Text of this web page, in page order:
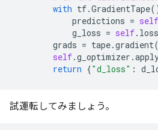
with tf.GradientTape
predictions = self
g_loss = self.
grads = tape.gradient(
self.g_optimizer .
return {"d_loss" :
試運転してみましょう。